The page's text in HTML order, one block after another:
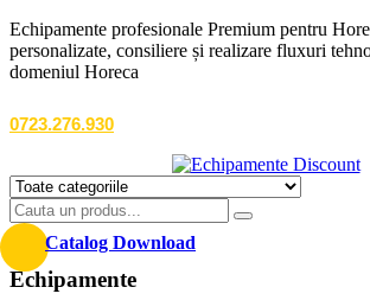
Echipamente profesionale Premium pentru
personalizate, consiliere și realizare fluxuri
domeniul Horeca
0723.276.930
Catalog Download
Echipamente